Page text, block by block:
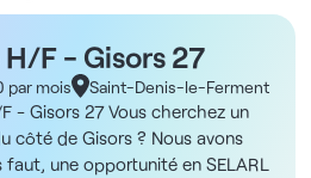
F - Gisors 27
par mois Saint-Denis-le-Ferment
- Gisors 27 Vous cherchez un
côté de Gisors ? Nous avons
une opportunité en SELARL